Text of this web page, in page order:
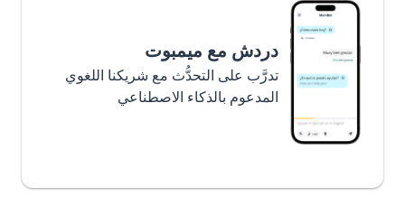
دردش مع ميمبوت
تدرَّب على التحدُّث مع شريكنا اللغوي
المدعوم بالذكاء الاصطناعي